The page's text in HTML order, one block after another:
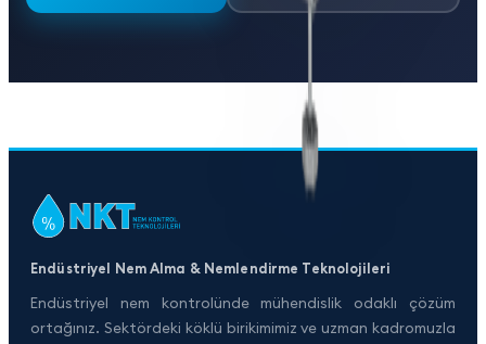
Endüstriyel Nem Alma & Nemlendirme Teknolojileri
Endüstriyel nem kontrolünde mühendislik odaklı çözüm
ortağınız. Sektördeki köklü birikimimiz ve uzman kadromuzla